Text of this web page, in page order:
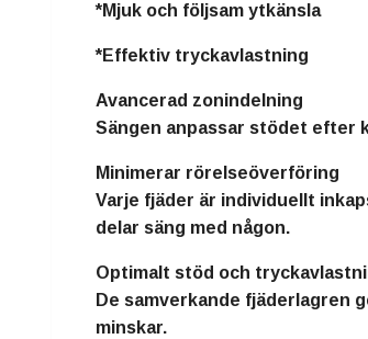
*Mjuk och följsam ytkänsla
*Effektiv tryckavlastning
Avancerad zonindelning
Sängen anpassar stödet efter
Minimerar rörelseöverföring
Varje fjäder är individuellt
delar säng med någon.
Optimalt stöd och
De samverkande
minskar.